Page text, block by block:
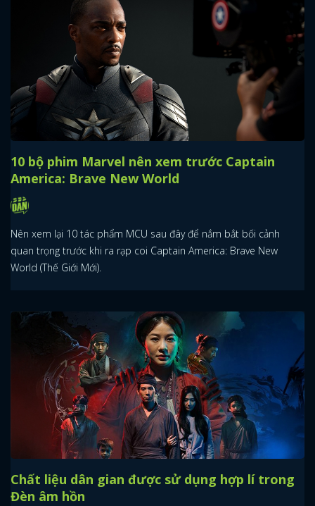
10 bộ phim Marvel nên xem trước Captain
America: Brave New World
Nên xem lại 10 tác phẩm MCU sau đây để nắm bắt bối cảnh
quan trọng trước khi ra rạp coi Captain America: Brave New
World (Thế Giới Mới).
Chất liệu dân gian được sử dụng hợp lí trong
Đèn âm hồn